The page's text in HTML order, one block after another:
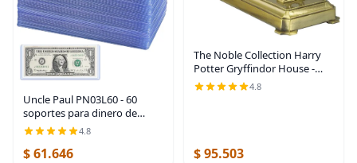
Uncle Paul PN03L60 - 60
soportes para dinero de
papel transparente, 6.8 x 2.9
pulgadas, protector de
billetes de PVC transparente,
4.8
$ 61.646
The Noble Collection Harry
Potter Gryffindor House -
Soporte para varita
4.8
$ 95.503